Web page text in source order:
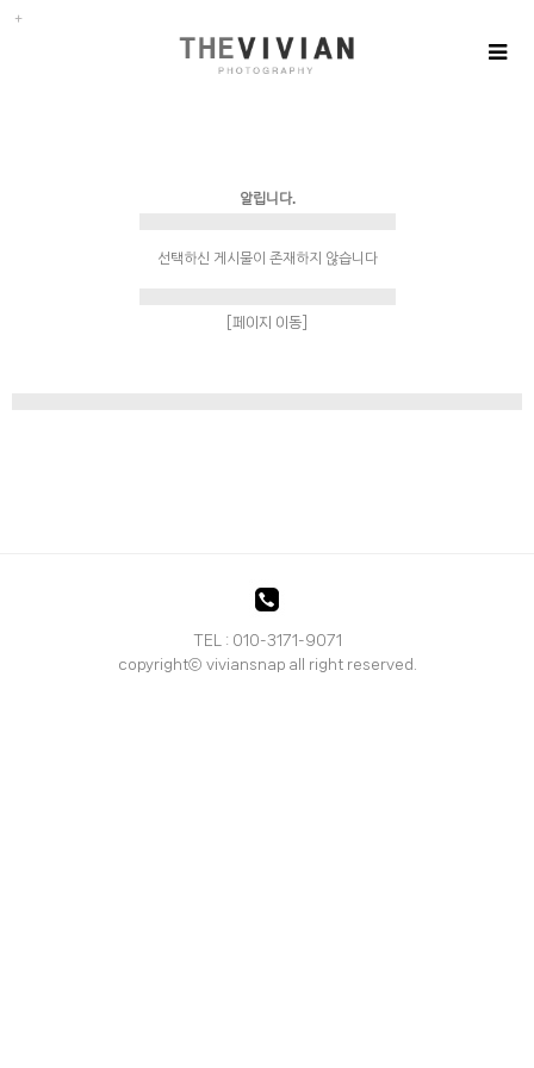
알립니다.
선택하신 게시물이 존재하지 않습니다
[페이지 이동]
TEL : 010-3171-9071
copyrightⓒ viviansnap all right reserved.